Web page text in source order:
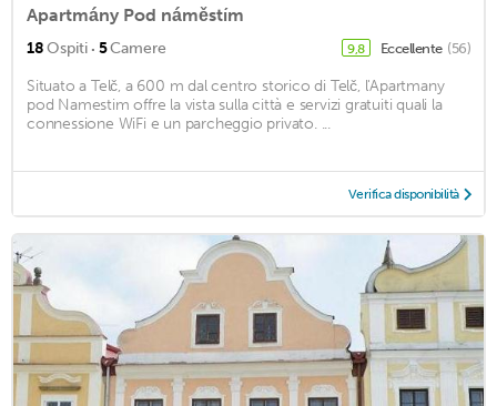
Apartmány Pod náměstím
18Ospiti · 5Camere 9,8 Eccellente (56)
Situato a Telč, a 600 m dal centro storico di Telč, l'Apartmany
pod Namestim offre la vista sulla città e servizi gratuiti quali la
connessione WiFi e un parcheggio privato. ...
Verifica disponibilità